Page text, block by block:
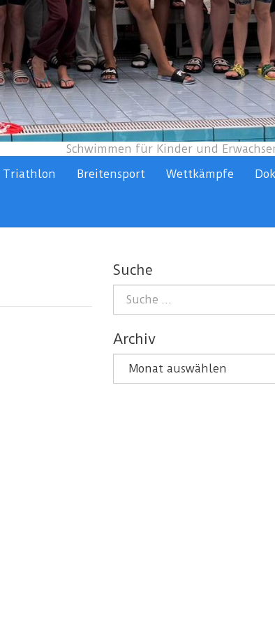
Schwimmen für Kinder und
Triathlon Breitensport Wettkämpfe
Suche
nach:
Archiv